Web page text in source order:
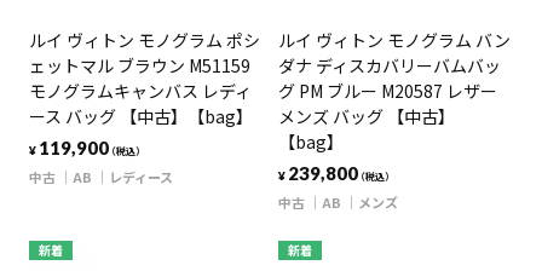
ルイ ヴィトン モノグラム ポシ
ェットマル ブラウン M51159
モノグラムキャンバス レディ
ース バッグ 【中古】【bag】
¥ 119,900（税込）
中古 AB レディース
ルイ ヴィトン モノグラム バン
ダナ ディスカバリーバムバッ
グ PM ブルー M20587 レザー
メンズ バッグ 【中古】
【bag】
¥ 239,800（税込）
中古 AB メンズ
新着 新着